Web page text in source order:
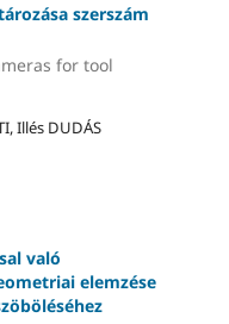
szerszám
for tool
Illés DUDÁS
való
elemzése